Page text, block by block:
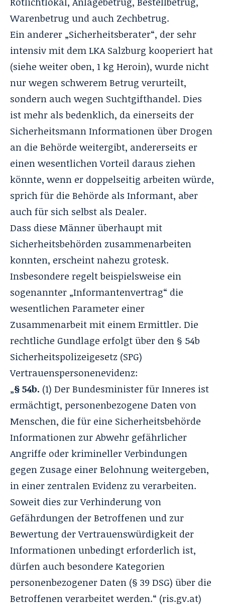
Warenbetrug und auch Zechbetrug.
Ein anderer „Sicherheitsberater“, der sehr
intensiv mit dem LKA Salzburg kooperiert hat
(siehe weiter oben, 1 kg Heroin), wurde nicht
nur wegen schwerem Betrug verurteilt,
sondern auch wegen Suchtgifthandel. Dies
ist mehr als bedenklich, da einerseits der
Sicherheitsmann Informationen über Drogen
an die Behörde weitergibt, andererseits er
einen wesentlichen Vorteil daraus ziehen
könnte, wenn er doppelseitig arbeiten würde,
sprich für die Behörde als Informant, aber
auch für sich selbst als Dealer.
Dass diese Männer überhaupt mit
Sicherheitsbehörden zusammenarbeiten
konnten, erscheint nahezu grotesk.
Insbesondere regelt beispielsweise ein
sogenannter „Informantenvertrag“ die
wesentlichen Parameter einer
Zusammenarbeit mit einem Ermittler. Die
rechtliche Gundlage erfolgt über den § 54b
Sicherheitspolizeigesetz (SPG)
Vertrauenspersonenevidenz:
„§ 54b. (1) Der Bundesminister für Inneres ist
ermächtigt, personenbezogene Daten von
Menschen, die für eine Sicherheitsbehörde
Informationen zur Abwehr gefährlicher
Angriffe oder krimineller Verbindungen
gegen Zusage einer Belohnung weitergeben,
in einer zentralen Evidenz zu verarbeiten.
Soweit dies zur Verhinderung von
Gefährdungen der Betroffenen und zur
Bewertung der Vertrauenswürdigkeit der
Informationen unbedingt erforderlich ist,
dürfen auch besondere Kategorien
personenbezogener Daten (§ 39 DSG) über die
Betroffenen verarbeitet werden.“ (ris.gv.at)